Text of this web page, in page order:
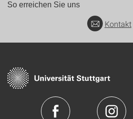
So erreichen Sie uns
Kontakt